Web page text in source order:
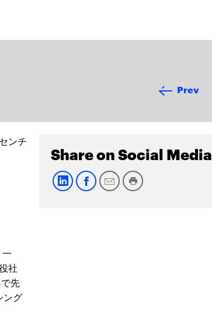
Prev
ンチ
社
先
ング
Share on Social Media